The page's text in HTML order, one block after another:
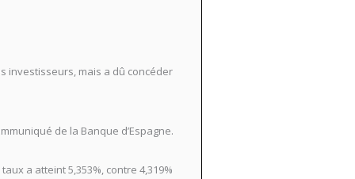
investisseurs, mais a dû concéder
de la Banque d’Espagne.
a atteint 5,353%, contre 4,319%